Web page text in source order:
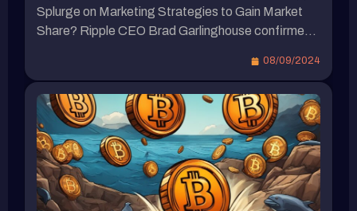
示該代幣將「100%由美元存款、短期美國國債和
其他現金等價物支持」。RLUSD已於8月初開始與
XRP Ledger和以太坊區塊鏈上，並遵循以太坊的
Bitget Research的首席分析師Ryan Lee接受
《Blockzeit》採訪時分析了RLUSD可能面臨的挑
戰。Lee表示，瑞波計劃在XRP Ledger上推出穩定
幣，但這個網絡尚未成熟，可能引起人們對其實際
應用的質疑，進而抑制市場需求。此外，Lee引用
了英格蘭銀行的調查結果，指出穩定幣支付在加密
Splurge on Marketing Strategies to Gain Market
Share? Ripple CEO Brad Garlinghouse confirmed
that the RLUSD stablecoin pegged to the US
currently in the testing phase. The question on […]
08/09/2024